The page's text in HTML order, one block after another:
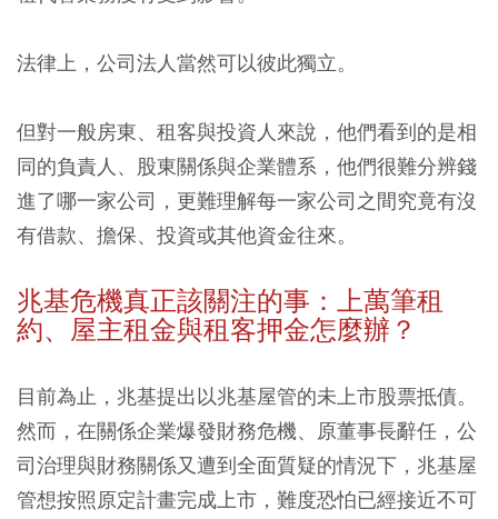
法律上，公司法人當然可以彼此獨立。
但對一般房東、租客與投資人來說，他們看到的是相
同的負責人、股東關係與企業體系，他們很難分辨錢
進了哪一家公司，更難理解每一家公司之間究竟有沒
有借款、擔保、投資或其他資金往來。
兆基危機真正該關注的事：上萬筆租
約、屋主租金與租客押金怎麼辦？
目前為止，兆基提出以兆基屋管的未上市股票抵債。
然而，在關係企業爆發財務危機、原董事長辭任，公
司治理與財務關係又遭到全面質疑的情況下，兆基屋
管想按照原定計畫完成上市，難度恐怕已經接近不可